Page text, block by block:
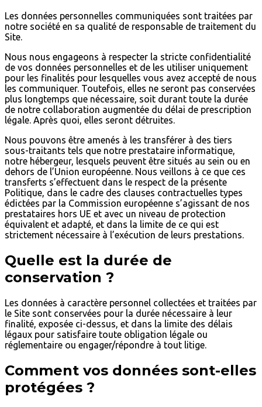
Les données personnelles communiquées sont traitées par
notre société en sa qualité de responsable de traitement du
Site.
Nous nous engageons à respecter la stricte confidentialité
de vos données personnelles et de les utiliser uniquement
pour les finalités pour lesquelles vous avez accepté de nous
les communiquer. Toutefois, elles ne seront pas conservées
plus longtemps que nécessaire, soit durant toute la durée
de notre collaboration augmentée du délai de prescription
légale. Après quoi, elles seront détruites.
Nous pouvons être amenés à les transférer à des tiers
sous-traitants tels que notre prestataire informatique,
notre hébergeur, lesquels peuvent être situés au sein ou en
dehors de l’Union européenne. Nous veillons à ce que ces
transferts s’effectuent dans le respect de la présente
Politique, dans le cadre des clauses contractuelles types
édictées par la Commission européenne s’agissant de nos
prestataires hors UE et avec un niveau de protection
équivalent et adapté, et dans la limite de ce qui est
strictement nécessaire à l’exécution de leurs prestations.
Quelle est la durée de
conservation ?
Les données à caractère personnel collectées et traitées par
le Site sont conservées pour la durée nécessaire à leur
finalité, exposée ci-dessus, et dans la limite des délais
légaux pour satisfaire toute obligation légale ou
réglementaire ou engager/répondre à tout litige.
Comment vos données sont-elles
protégées ?